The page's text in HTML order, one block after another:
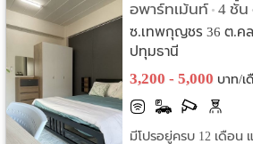
อพาร์ทเม้นท์ • 4 ชั้น
ซ.เทพกุญชร 36 ต.ค
ปทุมธานี
3,200 - 5,000 บาท/เ
มีโปรอยู่ครบ 12 เดือน